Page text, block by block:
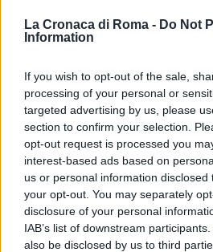
La Cronaca di Roma - Do Not
Information
If you wish to opt-out of the sale,
processing of your personal or
targeted advertising by us, please
section to confirm your selection.
opt-out request is processed you
interest-based ads based on
us or personal information
your opt-out. You may separately
disclosure of your personal
IAB’s list of downstream
also be disclosed by us to third
ROMA E DINTORNI
Gli urtisti diventano
Lettera aperta a
1 Agosto 2020 - 17:25 Iksnik